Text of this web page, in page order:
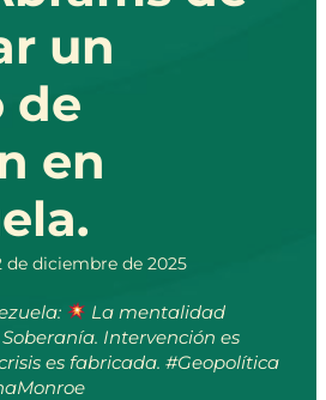
un
de
en
de diciembre de 2025
La mentalidad
Intervención es
es fabricada. #Geopolítica